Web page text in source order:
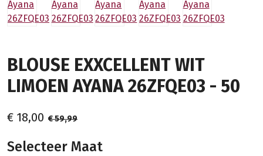
BLOUSE EXXCELLENT WIT
LIMOEN AYANA 26ZFQE03 - 50
€ 18,00 € 59,99
Selecteer Maat